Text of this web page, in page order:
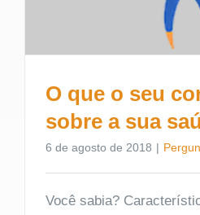
O que o seu
sobre a sua
6 de agosto de 2018 |
Você sabia?